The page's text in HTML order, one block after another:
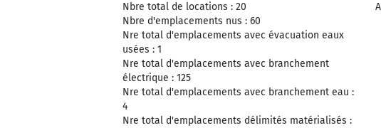
Nbre total de locations : 20
Nbre d'emplacements nus : 60
Nre total d'emplacements avec évacuation eaux
usées : 1
Nre total d'emplacements avec branchement
électrique : 125
Nre total d'emplacements avec branchement eau :
4
Nre total d'emplacements délimités matérialisés :